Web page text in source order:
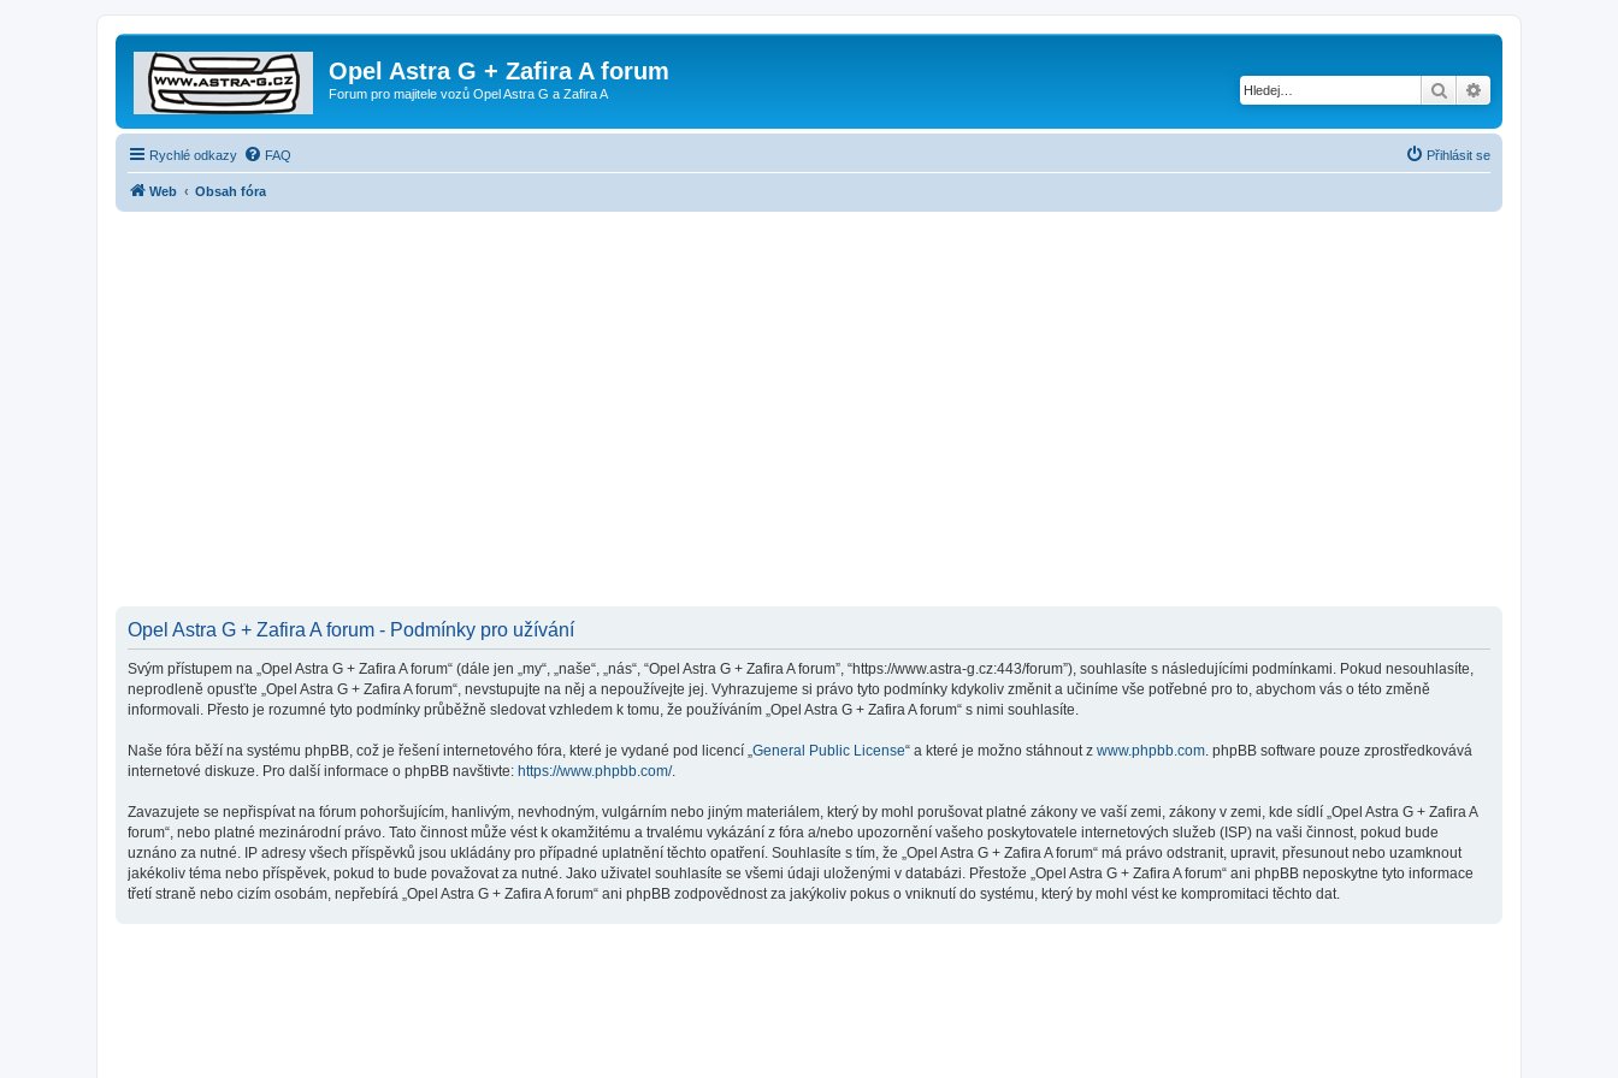
Opel Astra G + Zafira A forum
Forum pro majitele vozů Opel Astra G a Zafira A Hledat
Rychlé odkazy FAQ Přihlásit se
Web Obsah fóra
Opel Astra G + Zafira A forum - Podmínky pro užívání
Svým přístupem na „Opel Astra G + Zafira A forum“ (dále jen „my“, „naše“, „nás“, “Opel Astra G + Zafira A forum”, “https://www.astra-g.cz:443/forum”), souhlasíte s následujícími podmínkami. Pokud nesouhlasíte,
neprodleně opusťte „Opel Astra G + Zafira A forum“, nevstupujte na něj a nepoužívejte jej. Vyhrazujeme si právo tyto podmínky kdykoliv změnit a učiníme vše potřebné pro to, abychom vás o této změně
informovali. Přesto je rozumné tyto podmínky průběžně sledovat vzhledem k tomu, že používáním „Opel Astra G + Zafira A forum“ s nimi souhlasíte.
Naše fóra běží na systému phpBB, což je řešení internetového fóra, které je vydané pod licencí „ General Public License“ a které je možno stáhnout z www.phpbb.com . phpBB software pouze zprostředkovává
internetové diskuze. Pro další informace o phpBB navštivte: https://www.phpbb.com/.
Zavazujete se nepřispívat na fórum pohoršujícím, hanlivým, nevhodným, vulgárním nebo jiným materiálem, který by mohl porušovat platné zákony ve vaší zemi, zákony v zemi, kde sídlí „Opel Astra G + Zafira A
forum“, nebo platné mezinárodní právo. Tato činnost může vést k okamžitému a trvalému vykázání z fóra a/nebo upozornění vašeho poskytovatele internetových služeb (ISP) na vaši činnost, pokud bude
uznáno za nutné. IP adresy všech příspěvků jsou ukládány pro případné uplatnění těchto opatření. Souhlasíte s tím, že „Opel Astra G + Zafira A forum“ má právo odstranit, upravit, přesunout nebo uzamknout
jakékoliv téma nebo příspěvek, pokud to bude považovat za nutné. Jako uživatel souhlasíte se všemi údaji uloženými v databázi. Přestože „Opel Astra G + Zafira A forum“ ani phpBB neposkytne tyto informace
třetí straně nebo cizím osobám, nepřebírá „Opel Astra G + Zafira A forum“ ani phpBB zodpovědnost za jakýkoliv pokus o vniknutí do systému, který by mohl vést ke kompromitaci těchto dat.